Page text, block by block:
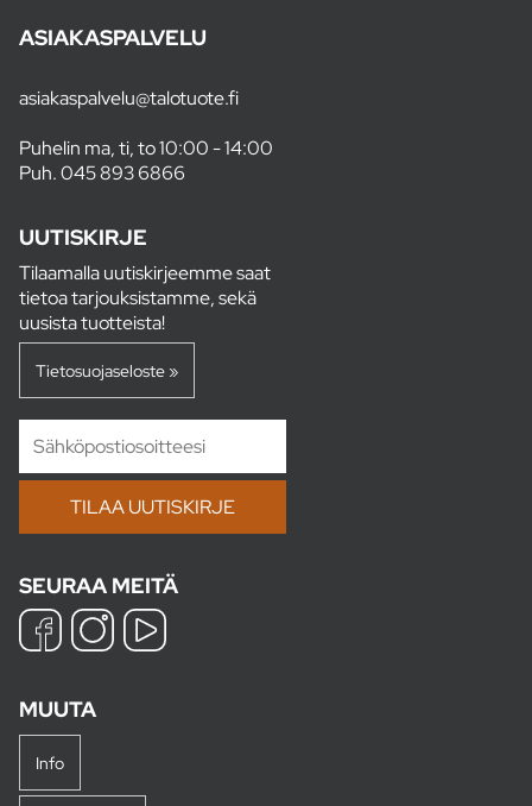
ASIAKASPALVELU
asiakaspalvelu@talotuote.fi
Puhelin ma, ti, to 10:00 - 14:00
Puh.045 893 6866
UUTISKIRJE
Tilaamalla uutiskirjeemme saat
tietoa tarjouksistamme, sekä
uusista tuotteista!
Tietosuojaseloste »
SEURAA MEITÄ
MUUTA
Info